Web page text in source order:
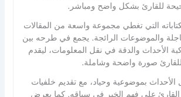
للقارئ بشكل واضح ومباشر.
التي تغطي مجموعة واسعة من المقالات
والموضوعات الرائجة. يجمع في طرحه بين
الأحداث والدقة في نقل المعلومات، ليقدم
للقارئ صورة واضحة وشاملة.
الأحداث بموضوعية وحياد، مع تقديم خلفيات
على فهم الخبر في سياقه. كما يعرض